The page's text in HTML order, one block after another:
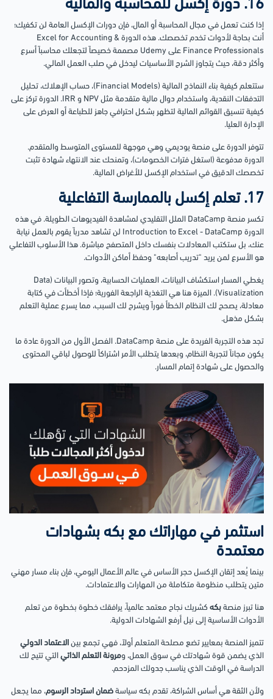
16. دورة إكسل للمحاسبة والمالية
إذا كنت تعمل في مجال المحاسبة أو المال، فإن دورات الإكسل العامة لن تكفيك؛
أنت بحاجة لأدوات تخدم تخصصك. هذه الدورة Excel for Accounting &
Finance Professionals على Udemy مصممة خصيصاً لتجعلك محاسباً أسرع
وأكثر دقة، حيث يتجاوز الشرح الأساسيات ليدخل في صلب العمل المالي.
ستتعلم كيفية بناء النماذج المالية (Financial Models)، حساب الإهلاك، تحليل
التدفقات النقدية، واستخدام دوال مالية متقدمة مثل NPV و IRR. الدورة تركز على
كيفية تنسيق القوائم المالية لتظهر بشكل احترافي جاهز للطباعة أو العرض على
الإدارة العليا.
تتوفر الدورة على منصة يوديمي وهي موجهة للمستوى المتوسط والمتقدم.
الدورة مدفوعة (استغل فترات الخصومات)، وتمنحك عند الانتهاء شهادة تثبت
تخصصك الدقيق في استخدام الإكسل للأغراض المالية.
17. تعلم إكسل بالممارسة التفاعلية
تكسر منصة DataCamp الملل التقليدي لمشاهدة الفيديوهات الطويلة. في هذه
الدورة Introduction to Excel - DataCamp لن تشاهد مدرباً يقوم بالعمل نيابة
عنك، بل ستكتب المعادلات بنفسك داخل المتصفح مباشرة. هذا الأسلوب التفاعلي
هو الأسرع لمن يريد "تدريب أصابعه" وحفظ أماكن الأدوات.
يغطي المسار استكشاف البيانات، العمليات الحسابية، وتصور البيانات (Data
Visualization). الميزة هنا هي التغذية الراجعة الفورية؛ فإذا أخطأت في كتابة
معادلة، يصحح لك النظام الخطأ فوراً ويشرح لك السبب، مما يسرع عملية التعلم
بشكل مذهل.
تجد هذه التجربة الفريدة على منصة DataCamp. الفصل الأول من الدورة عادة ما
يكون مجاناً لتجربة النظام، وبعدها يتطلب الأمر اشتراكاً للوصول لباقي المحتوى
والحصول على شهادة إتمام المسار.
استثمر في مهاراتك مع بكه بشهادات
معتمدة
بينما يُعد إتقان الإكسل حجر الأساس في عالم الأعمال اليومي، فإن بناء مسار مهني
متين يتطلب منظومة متكاملة من المهارات والاعتمادات.
هنا تبرز منصة بكه كشريك نجاح معتمد عالمياً، يرافقك خطوة بخطوة من تعلم
الأدوات الأساسية إلى نيل أرفع الشهادات الدولية.
تتميز المنصة بمعايير تضع مصلحة المتعلم أولاً، فهي تجمع بين الاعتماد الدولي
الذي يضمن قوة شهادتك في سوق العمل، ومرونة التعلم الذاتي التي تتيح لك
الدراسة في الوقت الذي يناسب جدولك المزدحم.
ولأن الثقة هي أساس الشراكة، تقدم بكه سياسة ضمان استرداد الرسوم، مما يجعل